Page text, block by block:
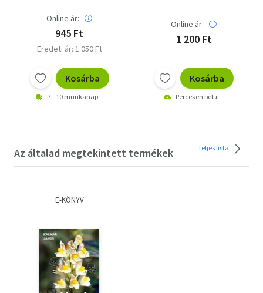
Online ár:
945 Ft
Eredeti ár: 1 050 Ft
Kosárba
7 - 10 munkanap
Online ár:
1 200 Ft
Kosárba
Perceken belül
Az általad megtekintett termékek Teljes lista
E-KÖNYV